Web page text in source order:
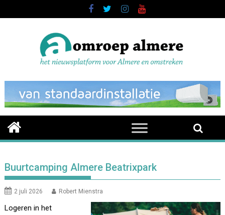
to
Buurtcamping Almere Beatrixpark
2 juli 2026 Robert Mienstra
Logeren in het